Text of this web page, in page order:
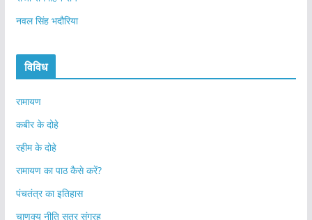
नवल सिंह भदौरिया
विविध
रामायण
कबीर के दोहे
रहीम के दोहे
रामायण का पाठ कैसे करें?
पंचतंत्र का इतिहास
चाणक्य नीति सूत्र संग्रह